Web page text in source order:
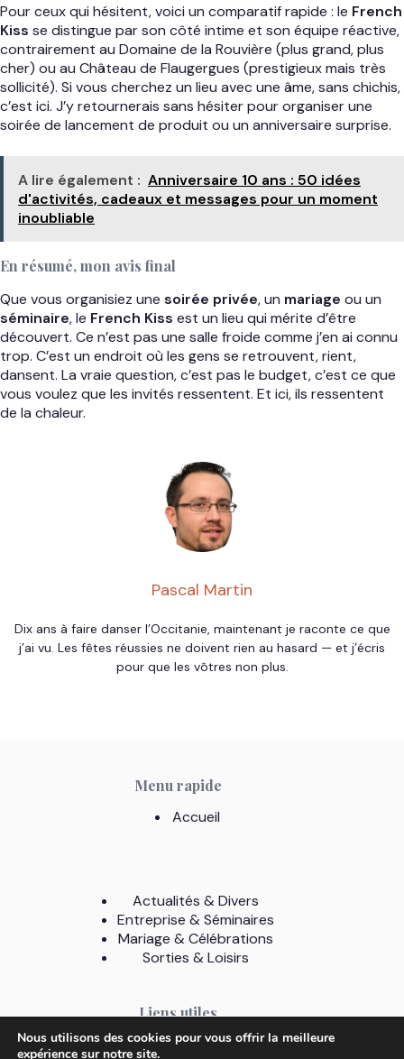
Pour ceux qui hésitent, voici un comparatif rapide : le French
Kiss se distingue par son côté intime et son équipe réactive,
contrairement au Domaine de la Rouvière (plus grand, plus
cher) ou au Château de Flaugergues (prestigieux mais très
sollicité). Si vous cherchez un lieu avec une âme, sans chichis,
c’est ici. J’y retournerais sans hésiter pour organiser une
soirée de lancement de produit ou un anniversaire surprise.
A lire également : Anniversaire 10 ans : 50 idées
d'activités, cadeaux et messages pour un moment
inoubliable
En résumé, mon avis final
Que vous organisiez une soirée privée, un mariage ou un
séminaire, le French Kiss est un lieu qui mérite d’être
découvert. Ce n’est pas une salle froide comme j’en ai connu
trop. C’est un endroit où les gens se retrouvent, rient,
dansent. La vraie question, c’est pas le budget, c’est ce que
vous voulez que les invités ressentent. Et ici, ils ressentent
de la chaleur.
Pascal Martin
Dix ans à faire danser l’Occitanie, maintenant je raconte ce que
j’ai vu. Les fêtes réussies ne doivent rien au hasard — et j’écris
pour que les vôtres non plus.
Menu rapide
Accueil
Actualités & Divers
Entreprise & Séminaires
Mariage & Célébrations
Sorties & Loisirs
Liens utiles
A Propos
Nous utilisons des cookies pour vous offrir la meilleure
expérience sur notre site.